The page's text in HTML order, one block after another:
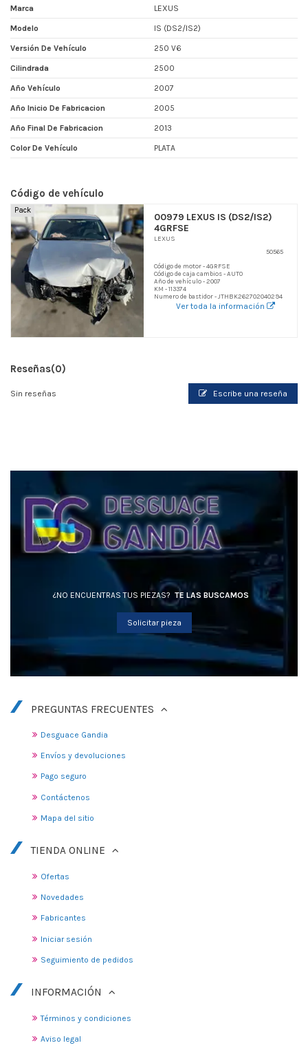
Marca LEXUS
Modelo IS (DS2/IS2)
Versión De Vehículo 250 V6
Cilindrada 2500
Año Vehículo 2007
Año Inicio De Fabricacion 2005
Año Final De Fabricacion 2013
Color De Vehículo PLATA
Código de vehículo
Pack
00979 LEXUS IS (DS2/IS2)
4GRFSE
LEXUS
50565
Código de motor - 4GRFSE
Código de caja cambios - AUTO
Año de vehículo - 2007
KM - 113374
Numero de bastidor - JTHBK262702040294
Ver toda la información
Reseñas(0)
Sin reseñas Escribe una reseña
¿NO ENCUENTRAS TUS PIEZAS? TE LAS BUSCAMOS
Solicitar pieza
PREGUNTAS FRECUENTES
Desguace Gandia
Envíos y devoluciones
Pago seguro
Contáctenos
Mapa del sitio
TIENDA ONLINE
Ofertas
Novedades
Fabricantes
Iniciar sesión
Seguimiento de pedidos
INFORMACIÓN
Términos y condiciones
Aviso legal